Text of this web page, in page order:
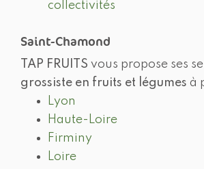
collectivités
Saint-Chamond
TAP FRUITS vous propose ses
grossiste en fruits et légumes à
Lyon
Haute-Loire
Firminy
Loire